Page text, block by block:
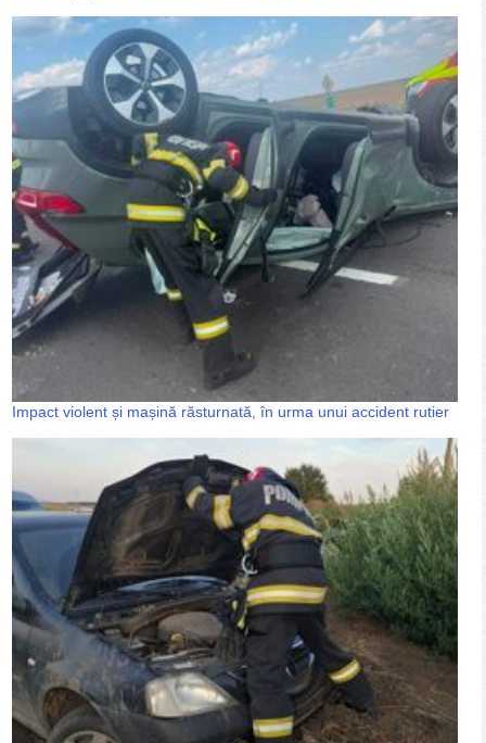
Impact violent și mașină răsturnată, în urma unui accident rutier